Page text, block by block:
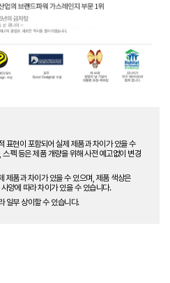
표현이 포함되어 실제 제품과 차이가 있을 수
펙 등은 제품 개량을 위해 사전 예고없이 변경
제품과 차이가 있을 수 있으며, 제품 색상은
양에 따라 차이가 있을 수 있습니다.
일부 상이할 수 있습니다.